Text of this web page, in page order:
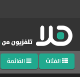
الفئات القائمة